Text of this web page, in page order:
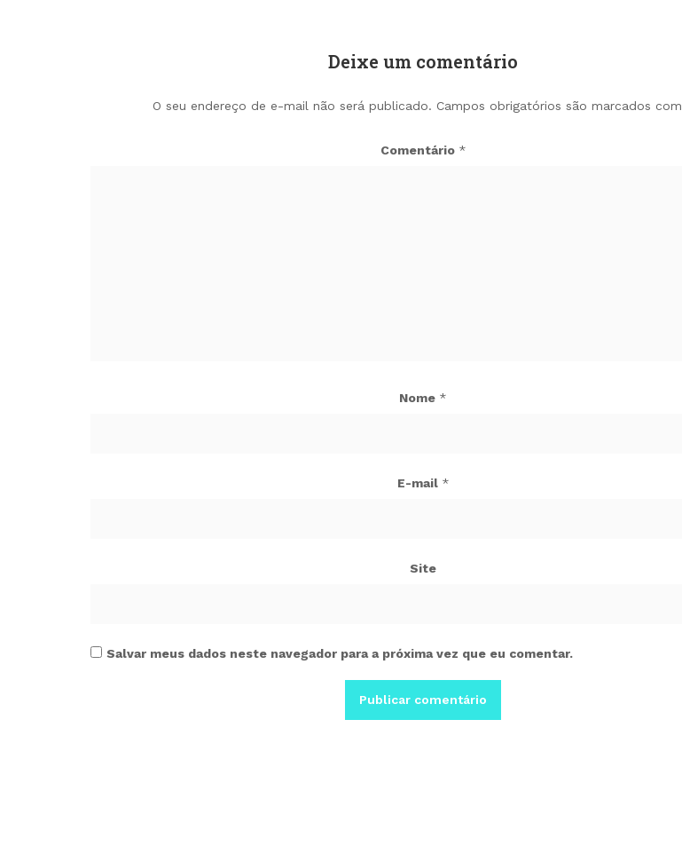
Deixe um comentário
O seu endereço de e-mail não será publicado. Campos obrigatórios são marcados com
Comentário *
Nome *
E-mail *
Site
Salvar meus dados neste navegador para a próxima vez que eu comentar.